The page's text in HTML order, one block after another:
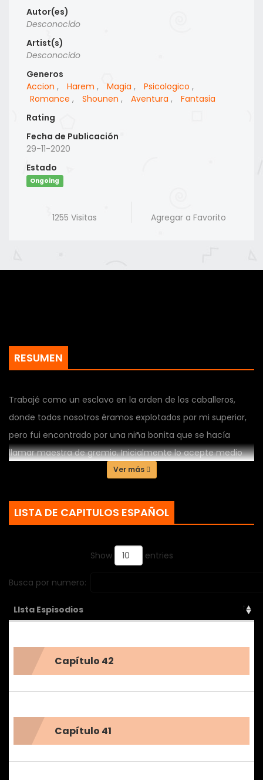
Autor(es)
Desconocido
Artist(s)
Desconocido
Generos
Accion , Harem , Magia , Psicologico ,
Romance , Shounen , Aventura ,
Fantasia
Rating
Fecha de Publicación
29-11-2020
Estado
Ongoing
1255 Visitas Agregar a Favorito
RESUMEN
Trabajé como un esclavo en la orden de los caballeros,
donde todos nosotros éramos explotados por mi superior,
pero fui encontrado por una niña bonita que se hacía
llamar maestra de gremio. Inicialmente lo acepte medio
en broma, pero después de que me mostraron una gran
Cuando fui al gremio, incluso el título de Rango S estaba
preparado. —Esta es la historia de éxito de un hombre que
Ver más
LISTA DE CAPITULOS ESPAÑOL
Show entries
Busca por numero:
LIsta Espisodios
Capítulo 42
Capítulo 41